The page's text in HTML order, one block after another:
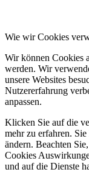
Wie wir Cookies
Wir können Cookies
werden. Wir
unsere Websites
Nutzererfahrung
anpassen.
Klicken Sie auf die
mehr zu erfahren.
ändern. Beachten
Cookies
und auf die Dienste